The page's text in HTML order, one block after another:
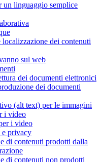
un linguaggio semplice
dei contenuti
sul web
dei documenti elettronici
dei documenti
(alt text) per le immagini
i video
i video
e privacy
di contenuti prodotti dalla
di contenuti non prodotti